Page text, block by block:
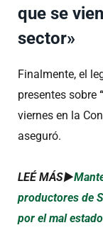
que se
sector»
Finalmente, el
presentes sobre
viernes en la
aseguró.
LEÉ MÁS►
productores de
por el mal